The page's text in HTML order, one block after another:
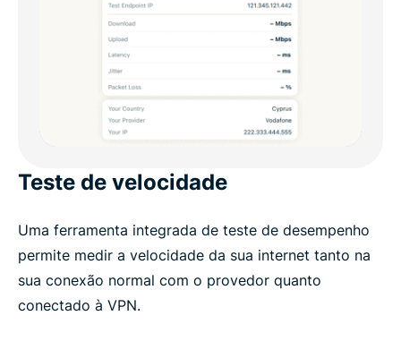
Teste de velocidade
Uma ferramenta integrada de teste de desempenho
permite medir a velocidade da sua internet tanto na
sua conexão normal com o provedor quanto
conectado à VPN.